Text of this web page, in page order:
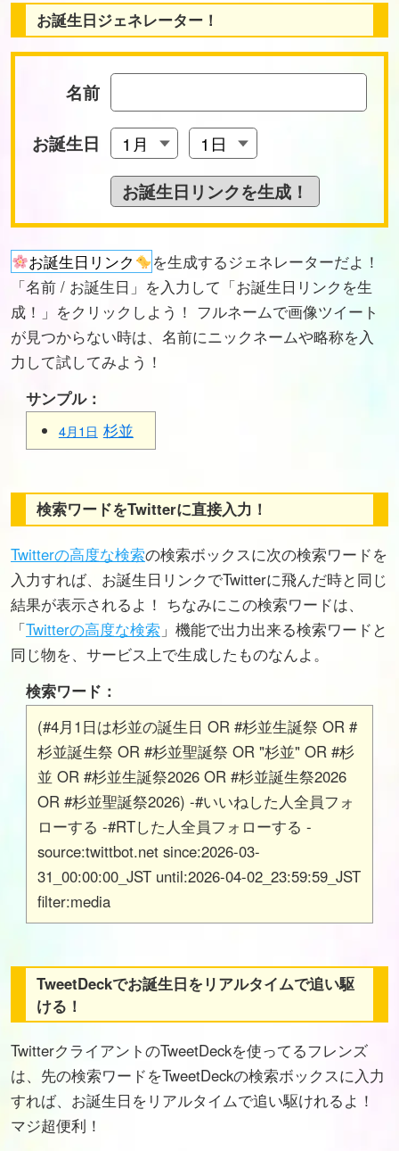
お誕生日ジェネレーター！
名前
お誕生日
お誕生日リンク
を生成するジェネレーターだよ！
「名前 / お誕生日」を入力して「お誕生日リンクを生
成！」をクリックしよう！ フルネームで画像ツイート
が見つからない時は、名前にニックネームや略称を入
力して試してみよう！
サンプル：
4月1日 杉並
検索ワードをTwitterに直接入力！
Twitterの高度な検索の検索ボックスに次の検索ワードを
入力すれば、お誕生日リンクでTwitterに飛んだ時と同じ
結果が表示されるよ！ ちなみにこの検索ワードは、
「Twitterの高度な検索 」機能で出力出来る検索ワードと
同じ物を、サービス上で生成したものなんよ。
検索ワード：
(#4月1日は杉並の誕生日 OR #杉並生誕祭 OR #
杉並誕生祭 OR #杉並聖誕祭 OR "杉並" OR #杉
並 OR #杉並生誕祭2026 OR #杉並誕生祭2026
OR #杉並聖誕祭2026) -#いいねした人全員フォ
ローする -#RTした人全員フォローする -
source:twittbot.net since:2026-03-
31_00:00:00_JST until:2026-04-02_23:59:59_JST
filter:media
TweetDeckでお誕生日をリアルタイムで追い駆
ける！
TwitterクライアントのTweetDeckを使ってるフレンズ
は、先の検索ワードをTweetDeckの検索ボックスに入力
すれば、お誕生日をリアルタイムで追い駆けれるよ！
マジ超便利！